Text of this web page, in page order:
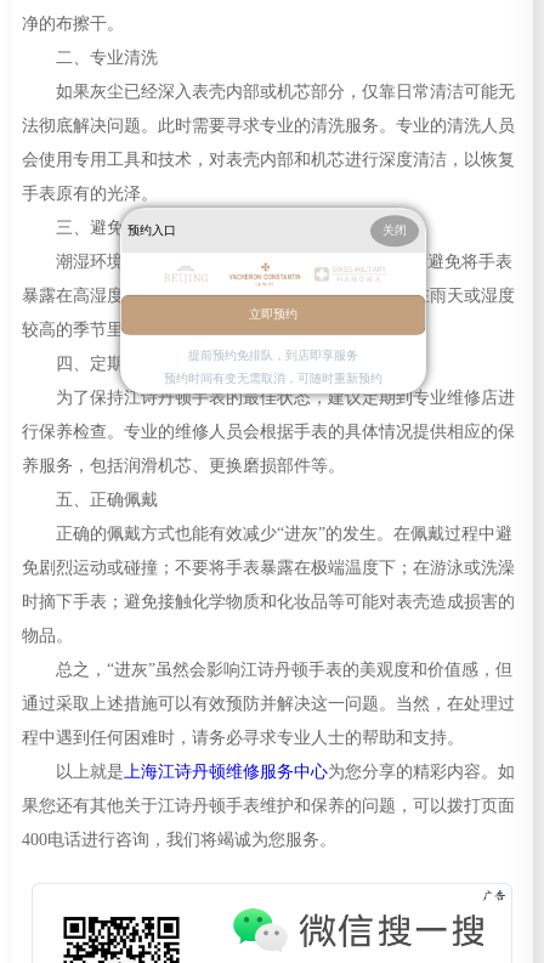
净的布擦干。
二、专业清洗
如果灰尘已经深入表壳内部或机芯部分，仅靠日常清洁可能无
法彻底解决问题。此时需要寻求专业的清洗服务。专业的清洗人员
会使用专用工具和技术，对表壳内部和机芯进行深度清洁，以恢复
手表原有的光泽。
三、避免潮湿环境
潮湿环境是导致手表“进灰”的主要原因之一。尽量避免将手表
暴露在高湿度环境中，如浴室、厨房等地方。此外，在雨天或湿度
较高的季节里，请确保手表远离水源。
四、定期保养
为了保持江诗丹顿手表的最佳状态，建议定期到专业维修店进
行保养检查。专业的维修人员会根据手表的具体情况提供相应的保
养服务，包括润滑机芯、更换磨损部件等。
五、正确佩戴
正确的佩戴方式也能有效减少“进灰”的发生。在佩戴过程中避
免剧烈运动或碰撞；不要将手表暴露在极端温度下；在游泳或洗澡
时摘下手表；避免接触化学物质和化妆品等可能对表壳造成损害的
物品。
总之，“进灰”虽然会影响江诗丹顿手表的美观度和价值感，但
通过采取上述措施可以有效预防并解决这一问题。当然，在处理过
程中遇到任何困难时，请务必寻求专业人士的帮助和支持。
以上就是 上海江诗丹顿维修服务中心为您分享的精彩内容。如
果您还有其他关于江诗丹顿手表维护和保养的问题，可以拨打页面
400电话进行咨询，我们将竭诚为您服务。
预约入口 关闭
立即预约
提前预约免排队，到店即享服务
预约时间有变无需取消，可随时重新预约